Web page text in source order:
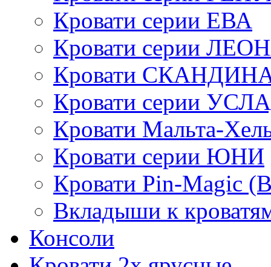
Кровати серии ЕВА
Кровати серии
Кровати
Кровати серии
Кровати Мальта-
Кровати серии ЮНИ
Кровати Pin-Magic
Вкладыши к
Консоли